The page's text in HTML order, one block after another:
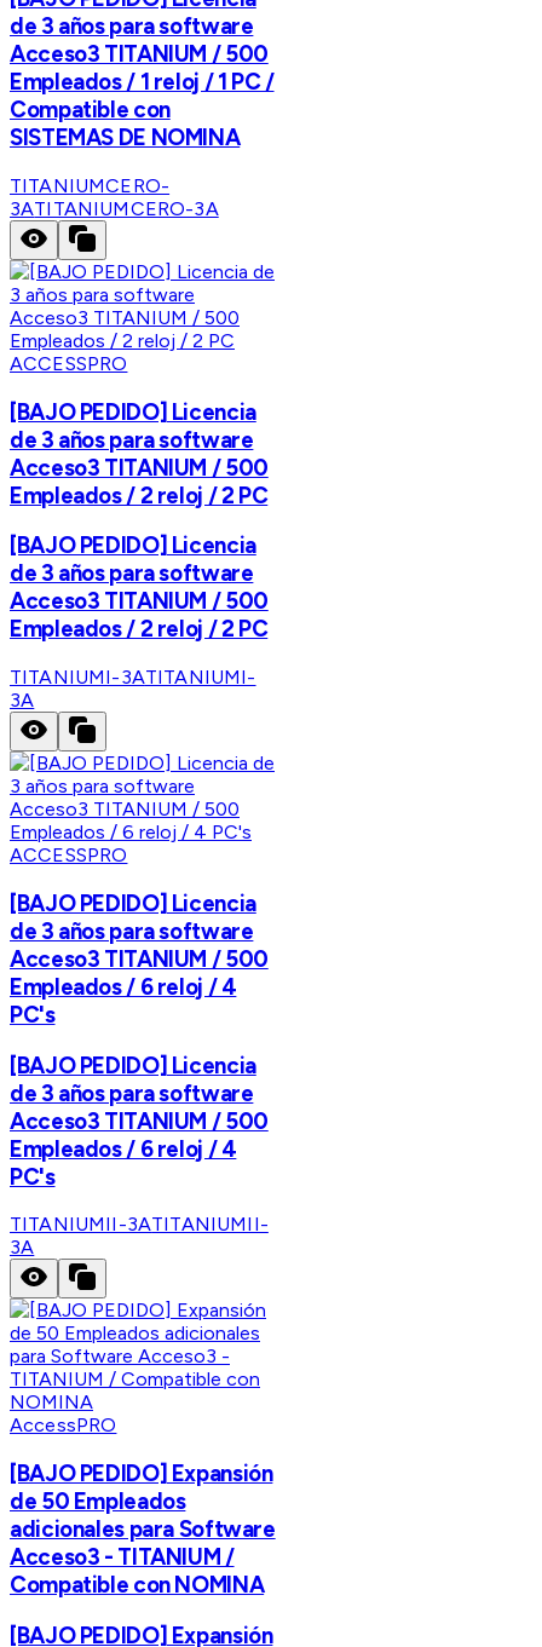
de 3 años para software
Acceso3 TITANIUM / 500
Empleados / 1 reloj / 1 PC /
Compatible con
SISTEMAS DE NOMINA
TITANIUMCERO-
3ATITANIUMCERO-3A
ACCESSPRO
[BAJO PEDIDO] Licencia
de 3 años para software
Acceso3 TITANIUM / 500
Empleados / 2 reloj / 2 PC
[BAJO PEDIDO] Licencia
de 3 años para software
Acceso3 TITANIUM / 500
Empleados / 2 reloj / 2 PC
TITANIUMI-3ATITANIUMI-
3A
ACCESSPRO
[BAJO PEDIDO] Licencia
de 3 años para software
Acceso3 TITANIUM / 500
Empleados / 6 reloj / 4
PC's
[BAJO PEDIDO] Licencia
de 3 años para software
Acceso3 TITANIUM / 500
Empleados / 6 reloj / 4
PC's
TITANIUMII-3ATITANIUMII-
3A
AccessPRO
[BAJO PEDIDO] Expansión
de 50 Empleados
adicionales para Software
Acceso3 - TITANIUM /
Compatible con NOMINA
[BAJO PEDIDO] Expansión